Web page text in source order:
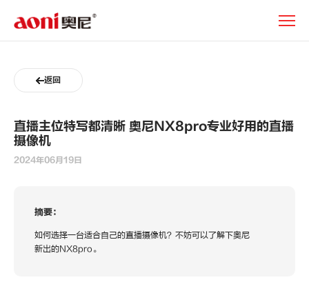
主
返回
直播主位特写都清晰 奥尼NX8pro专业好用的直播
摄像机
2024年06月19日
摘要：
如何选择一台适合自己的直播摄像机？不妨可以了解下奥尼
新出的NX8pro。